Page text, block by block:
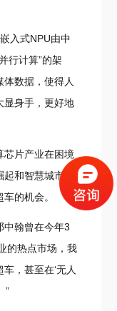
入式NPU由中
行计算”的架
数据，使得人
显身手，更好地
芯片产业在困境
和智慧城市发
的机会。
中翰曾在今年3
的热点市场，我
，甚至在‘无人
”